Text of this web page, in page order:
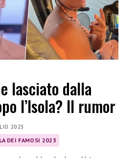
lasciato dalla
l’Isola? Il rumor
2023
DEI FAMOSI 2023